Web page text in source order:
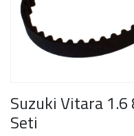
Suzuki Vitara
Seti